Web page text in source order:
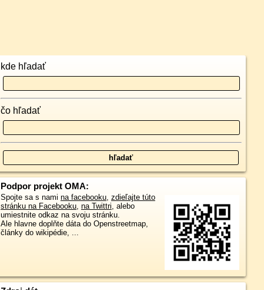
kde hľadať
čo hľadať
Podpor projekt OMA:
Spojte sa s nami na facebooku, zdieľajte túto
stránku na Facebooku, na Twittri, alebo
umiestnite odkaz na svoju stránku.
Ale hlavne doplňte dáta do Openstreetmap,
články do wikipédie, ...